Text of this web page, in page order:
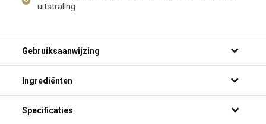
uitstraling
Gebruiksaanwijzing
Ingrediënten
Specificaties